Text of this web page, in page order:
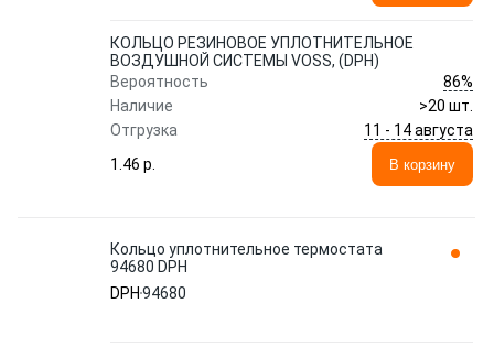
КОЛЬЦО РЕЗИНОВОЕ УПЛОТНИТЕЛЬНОЕ
ВОЗДУШНОЙ СИСТЕМЫ VOSS, (DPH)
Вероятность
86%
Наличие
>20 шт.
Отгрузка
11 - 14 августа
1.46 p.
В корзину
Кольцо уплотнительное термостата
94680 DPH
DPH 94680